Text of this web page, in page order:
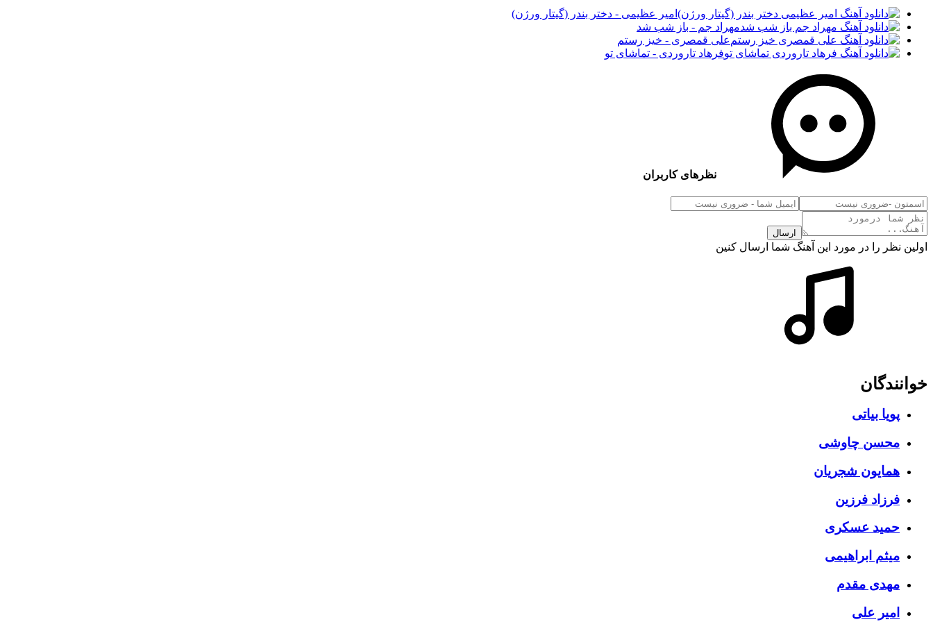
امیر عظیمی - دختر بندر (گیتار ورژن)
مهراد جم - باز شب شد
علی قمصری - خیز رستم
فرهاد تاروردی - تماشای تو
نظرهای کاربران
ارسال
اولین نظر را در مورد این آهنگ شما ارسال کنین
خوانندگان
پویا بیاتی
محسن چاوشی
همایون شجریان
فرزاد فرزین
حمید عسکری
میثم ابراهیمی
مهدی مقدم
امیر علی